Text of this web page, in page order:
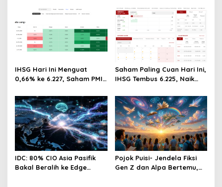
IHSG Hari Ini Menguat
0,66% ke 6.227, Saham PMII,
28%! Ini Daftar Saham
Paling Cuan & Volume
Tertinggi 31 Juli 2026
Saham Paling Cuan Hari Ini,
IHSG Tembus 6.225, Naik
Melonjak 3%, Saham DEWA
Pimpin Transaksi Rp300
Miliar
IDC: 80% CIO Asia Pasifik
Bakal Beralih ke Edge
Pojok Puisi- Jendela Fiksi
Gen Z dan Alpa Bertemu,